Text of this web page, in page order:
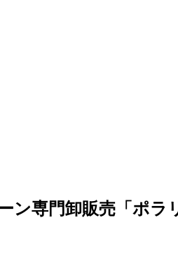
ン専門卸販売「ポラ